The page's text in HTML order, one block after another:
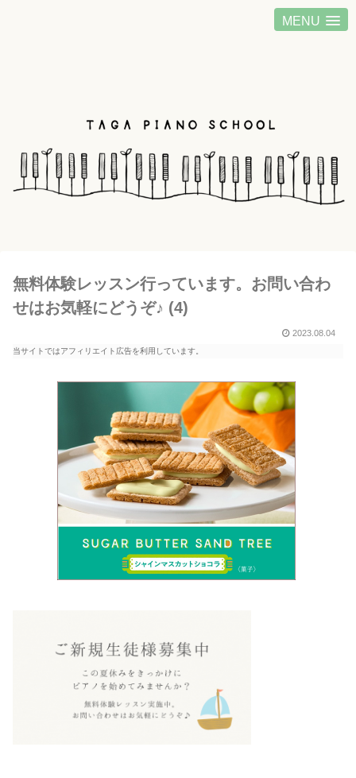
MENU
無料体験レッスン行っています。お問い合わ
せはお気軽にどうぞ♪ (4)
2023.08.04
当サイトではアフィリエイト広告を利用しています。